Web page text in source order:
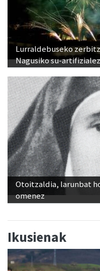
Lurraldebuseko
Nagusiko su-
Otoitzaldia, larunbat
omenez
Ikusienak